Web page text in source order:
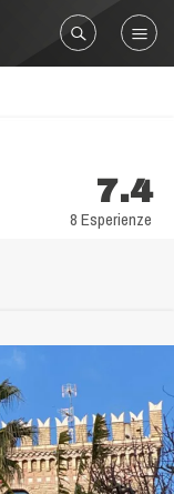
7.4
8 Esperienze